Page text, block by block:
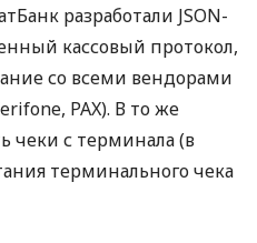
разработали JSON-
кассовый протокол,
со всеми вендорами
PAX). В то же
чеки с терминала (в
терминального чека